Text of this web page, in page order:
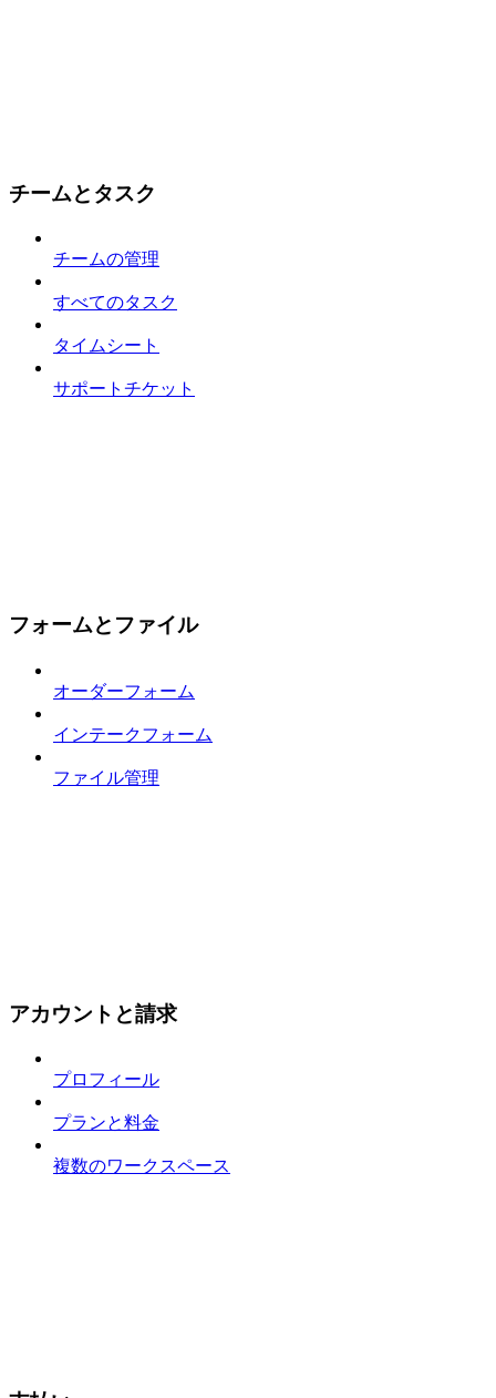
チームとタスク
チームの管理
すべてのタスク
タイムシート
サポートチケット
フォームとファイル
オーダーフォーム
インテークフォーム
ファイル管理
アカウントと請求
プロフィール
プランと料金
複数のワークスペース